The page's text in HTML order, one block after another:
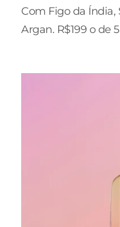
Com Figo da Índia,
Argan. R$199 o de